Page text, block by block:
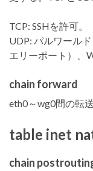
TCP: SSHを許可。
UDP: パルワール
エリーポート）、
chain forward
eth0～wg0間の転
table inet
chain